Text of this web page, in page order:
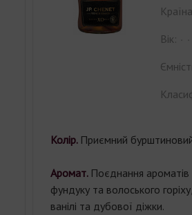
Вік:
Колір. Приємний
Аромат. Поєднання ароматів
фундуку та волоського
ванілі та дубової діжки.